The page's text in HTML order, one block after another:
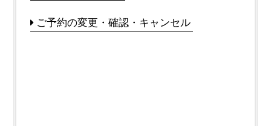
ご予約の変更・確認・キャンセル